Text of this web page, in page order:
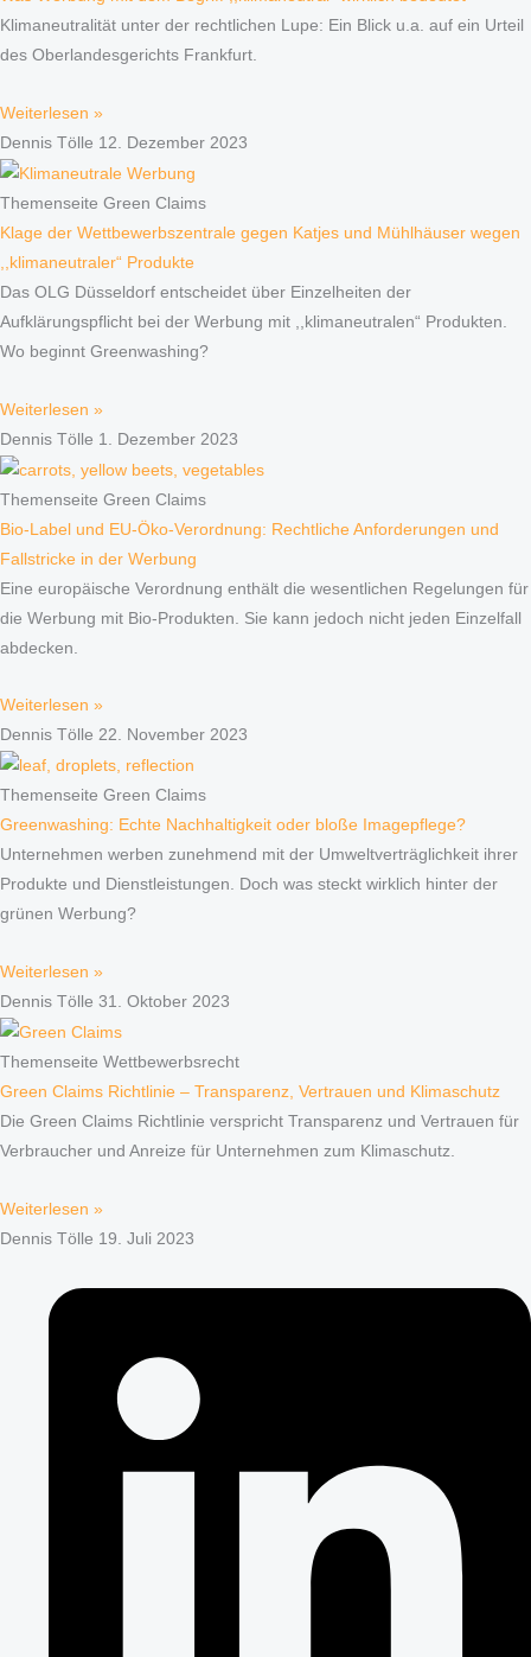
Klimaneutralität unter der rechtlichen Lupe: Ein Blick u.a. auf ein Urteil
des Oberlandesgerichts Frankfurt.
Weiterlesen »
Dennis Tölle 12. Dezember 2023
Themenseite Green Claims
Klage der Wettbewerbszentrale gegen Katjes und Mühlhäuser wegen
,,klimaneutraler“ Produkte
Das OLG Düsseldorf entscheidet über Einzelheiten der
Aufklärungspflicht bei der Werbung mit ,,klimaneutralen“ Produkten.
Wo beginnt Greenwashing?
Weiterlesen »
Dennis Tölle 1. Dezember 2023
Themenseite Green Claims
Bio-Label und EU-Öko-Verordnung: Rechtliche Anforderungen und
Fallstricke in der Werbung
Eine europäische Verordnung enthält die wesentlichen Regelungen für
die Werbung mit Bio-Produkten. Sie kann jedoch nicht jeden Einzelfall
abdecken.
Weiterlesen »
Dennis Tölle 22. November 2023
Themenseite Green Claims
Greenwashing: Echte Nachhaltigkeit oder bloße Imagepflege?
Unternehmen werben zunehmend mit der Umweltverträglichkeit ihrer
Produkte und Dienstleistungen. Doch was steckt wirklich hinter der
grünen Werbung?
Weiterlesen »
Dennis Tölle 31. Oktober 2023
Themenseite Wettbewerbsrecht
Green Claims Richtlinie – Transparenz, Vertrauen und Klimaschutz
Die Green Claims Richtlinie verspricht Transparenz und Vertrauen für
Verbraucher und Anreize für Unternehmen zum Klimaschutz.
Weiterlesen »
Dennis Tölle 19. Juli 2023